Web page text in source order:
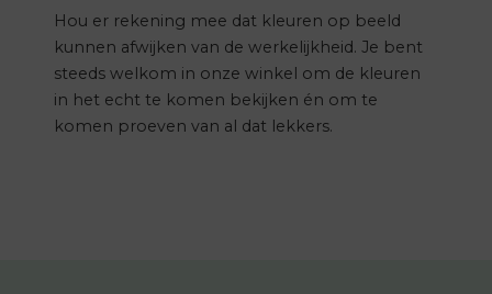
Hou er rekening mee dat kleuren op beeld
kunnen afwijken van de werkelijkheid. Je bent
steeds welkom in onze winkel om de kleuren
in het echt te komen bekijken én om te
komen proeven van al dat lekkers.